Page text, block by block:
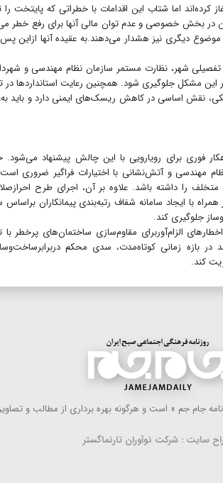
اما شتاب این اقدامات با خطراتی که پایتخت را
در بخش خصوصی و عدم توان مالی آنها برای رفع خطر
دیگری نیز هشدار می‌دهند.به عقیده آنها ازاین پس
شهر، نظارت مستمر سازمان نظام مهندسی و
این مشکل جلوگیری شود. همچنین رعایت استانداردها در
نقش اساسی در کاهش ریسک‌های ایمنی دارد و باید
فوری برای رویارویی با این چالش پیشنهاد می‌شود.
مهندسی و آتش‌نشانی با اختیارات فراگیر ضروری
متخلف را داشته باشد. علاوه بر آن، اجرای طرح
با ایجاد سامانه شفاف رتبه‌بندی پیمانکاران براساس
جلوگیری کند.
بازرسی دوره‌ای تمام ساختمان‌های بالای۱۰سال وابلاغ اخطارهای الزام‌آوربرای مقاوم‌سازی ساختمان‌های
بازه زمانی کوتاه‌مدت، سدی محکم
کند.
جام جم » است و هرگونه بهره ‌برداری از مطالب و
سایت : شرکت نوآوران تارنماگستر